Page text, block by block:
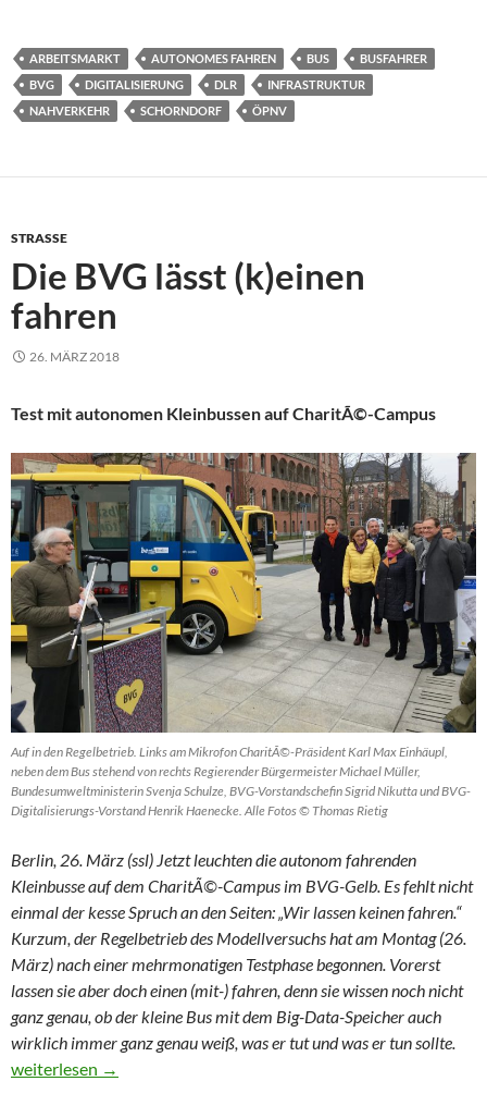
ARBEITSMARKT AUTONOMES FAHREN BUS
BUSFAHRER
BVG
DIGITALISIERUNG DLR
INFRASTRUKTUR
NAHVERKEHR
SCHORNDORF ÖPNV
STRASSE
Die BVG lässt (k)einen
fahren
26. MÄRZ 2018
Test mit autonomen Kleinbussen auf CharitÃ©-Campus
Auf in den Regelbetrieb. Links am Mikrofon CharitÃ©-Präsident Karl Max Einhäupl,
neben dem Bus stehend von rechts Regierender Bürgermeister Michael Müller,
Bundesumweltministerin Svenja Schulze, BVG-Vorstandschefin Sigrid Nikutta und BVG-
Digitalisierungs-Vorstand Henrik Haenecke. Alle Fotos © Thomas Rietig
Berlin, 26. März (ssl) Jetzt leuchten die autonom fahrenden
Kleinbusse auf dem CharitÃ©-Campus im BVG-Gelb. Es fehlt nicht
einmal der kesse Spruch an den Seiten: „Wir lassen keinen fahren.“
Kurzum, der Regelbetrieb des Modellversuchs hat am Montag (26.
März) nach einer mehrmonatigen Testphase begonnen. Vorerst
lassen sie aber doch einen (mit-) fahren, denn sie wissen noch nicht
ganz genau, ob der kleine Bus mit dem Big-Data-Speicher auch
wirklich immer ganz genau weiß, was er tut und was er tun sollte.
Die BVG lässt (k)einen fahren
weiterlesen →